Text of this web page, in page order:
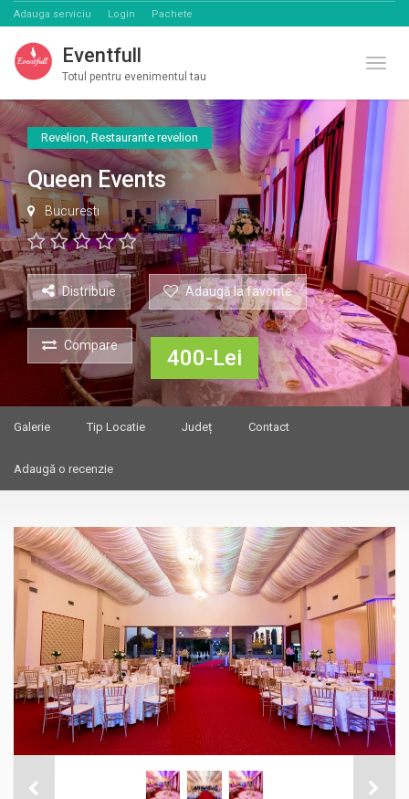
Adauga serviciu Login Pachete
Eventfull
Totul pentru evenimentul tau
Revelion, Restaurante revelion
Queen Events
Bucuresti
Distribuie Adaugă la favorite
Compare 400-Lei
Galerie Tip Locatie Județ Contact
Adaugă o recenzie